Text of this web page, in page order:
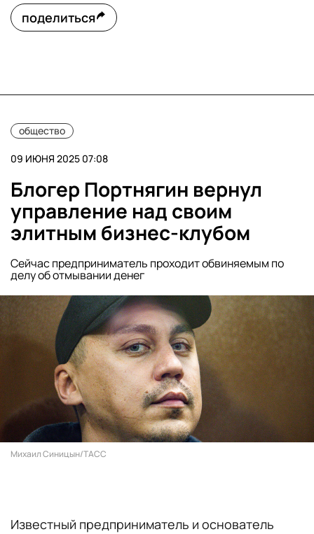
поделиться
общество
09 ИЮНЯ 2025 07:08
Блогер Портнягин вернул
управление над своим
элитным бизнес-клубом
Сейчас предприниматель проходит обвиняемым по
делу об отмывании денег
Михаил Синицын/ТАСС
Известный предприниматель и основатель